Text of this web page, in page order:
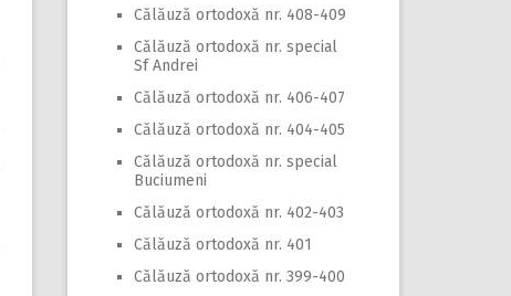
Călăuză ortodoxă nr. 408-409
Călăuză ortodoxă nr. special
Sf Andrei
Călăuză ortodoxă nr. 406-407
Călăuză ortodoxă nr. 404-405
Călăuză ortodoxă nr. special
Buciumeni
Călăuză ortodoxă nr. 402-403
Călăuză ortodoxă nr. 401
Călăuză ortodoxă nr. 399-400